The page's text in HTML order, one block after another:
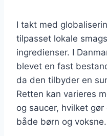
I takt med
tilpasset lokale
ingredienser. I
blevet en fast
da den tilbyder en
Retten kan varieres
og saucer, hvilket
både børn og voksne.